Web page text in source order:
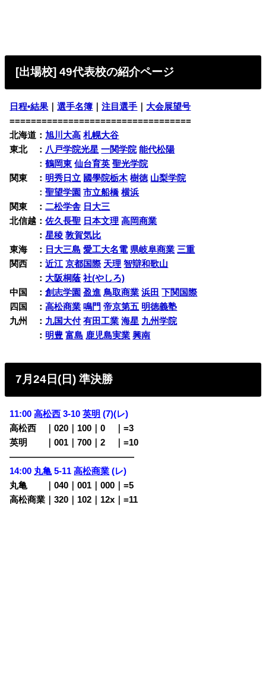
[出場校] 49代表校の紹介ページ
日程•結果 ｜選手名簿 ｜注目選手
大会展望号
==================================
北海道：旭川大高 札幌大谷
東北 ： 八戸学院光星 一関学院 能代松陽
：鶴岡東 仙台育英 聖光学院
関東 ： 明秀日立 國學院栃木 樹徳 山梨学院
：聖望学園 市立船橋 横浜
関東 ：二松学舎 日大三
北信越：佐久長聖 日本文理 高岡商業
：星稜 敦賀気比
東海 ：
日大三島 愛工大名電 県岐阜商業 三重
関西 ：近江 京都国際 天理 智辯和歌山
： 大阪桐蔭 社(やしろ)
中国 ：創志学園 盈進 鳥取商業 浜田 下関国際
四国 ：高松商業 鳴門 帝京第五 明徳義塾
九州 ： 九国大付 有田工業 海星 九州学院
： 明豊 富島 鹿児島実業 興南
7月24日(日) 準決勝
11:00高松西 3-10英明 (7)(レ)
高松西
｜020｜100｜0
｜=3
英明
｜001｜700｜2
｜=10
——————————————
14:00 丸亀 5-11高松商業 (レ)
丸亀
｜040｜001｜000｜=5
高松商業｜320｜102｜12x｜=11